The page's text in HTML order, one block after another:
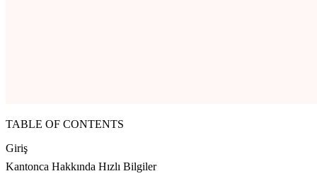
TABLE OF CONTENTS
Giriş
Kantonca Hakkında Hızlı Bilgiler